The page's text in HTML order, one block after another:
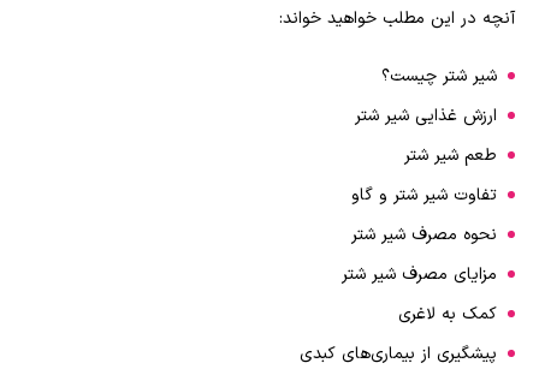
آنچه در این مطلب خواهید خواند:
شیر شتر چیست؟
ارزش غذایی شیر شتر
طعم شیر شتر
تفاوت شیر شتر و گاو
نحوه مصرف شیر شتر
مزایای مصرف شیر شتر
کمک به لاغری
پیشگیری از بیماری‌های کبدی